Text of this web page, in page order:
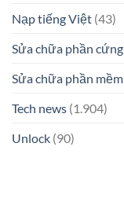
Nạp tiếng Việt (43)
Sửa chữa phần cứng
Sửa chữa phần mềm
Tech news (1.904)
Unlock (90)